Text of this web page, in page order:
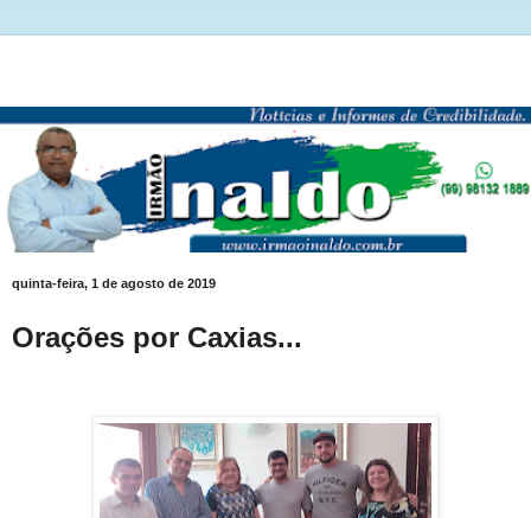
quinta-feira, 1 de agosto de 2019
Orações por Caxias...